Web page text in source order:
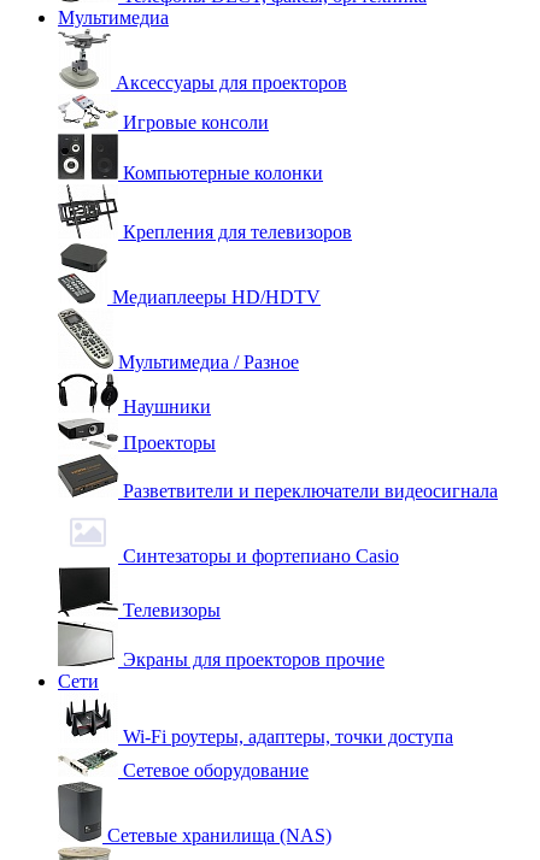
Мультимедиа
Аксессуары для проекторов
Игровые консоли
Компьютерные колонки
Крепления для телевизоров
Медиаплееры HD/HDTV
Мультимедиа / Разное
Наушники
Проекторы
Разветвители и переключатели видеосигнала
Синтезаторы и фортепиано Casio
Телевизоры
Экраны для проекторов прочие
Сети
Wi-Fi роутеры, адаптеры, точки доступа
Сетевое оборудование
Сетевые хранилища (NAS)